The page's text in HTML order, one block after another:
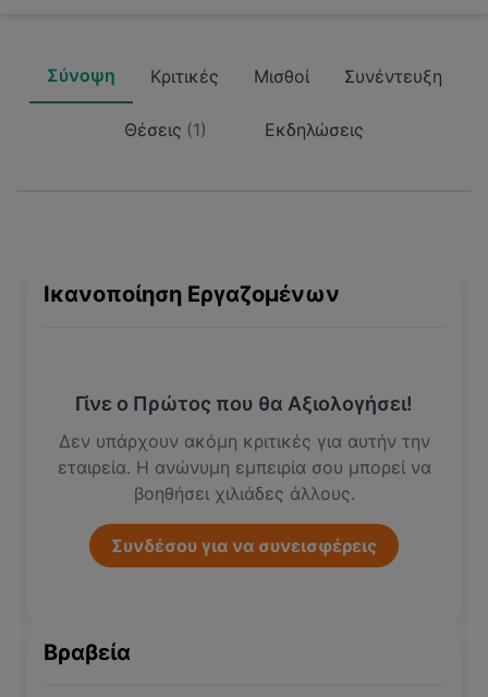
Σύνοψη Κριτικές Μισθοί Συνέντευξη
Θέσεις (1) Εκδηλώσεις
Ικανοποίηση Εργαζομένων
Γίνε ο Πρώτος που θα Αξιολογήσει!
Δεν υπάρχουν ακόμη κριτικές για αυτήν την
εταιρεία. Η ανώνυμη εμπειρία σου μπορεί να
βοηθήσει χιλιάδες άλλους.
Συνδέσου για να συνεισφέρεις
Βραβεία